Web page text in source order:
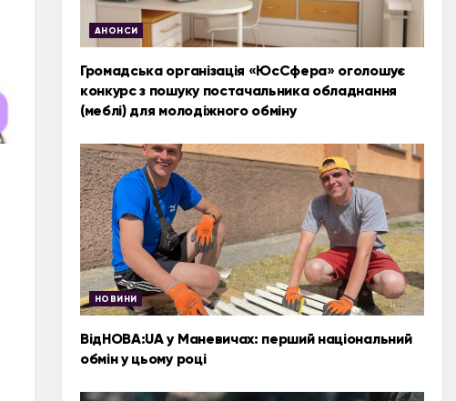
АНОНСИ
Громадська організація «ЮсСфера» оголошує
конкурс з пошуку постачальника обладнання
(меблі) для молодіжного обміну
НОВИНИ
ВідНОВА:UA у Маневичах: перший національний
обмін у цьому році